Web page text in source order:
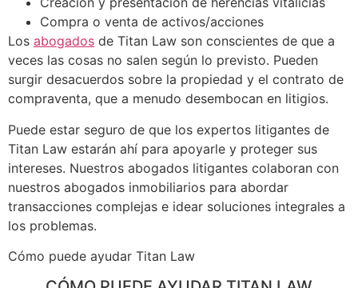
Compra o venta de activos/acciones
Los abogados de Titan Law son conscientes de que a
veces las cosas no salen según lo previsto. Pueden
surgir desacuerdos sobre la propiedad y el contrato de
compraventa, que a menudo desembocan en litigios.
Puede estar seguro de que los expertos litigantes de
Titan Law estarán ahí para apoyarle y proteger sus
intereses. Nuestros abogados litigantes colaboran con
nuestros abogados inmobiliarios para abordar
transacciones complejas e idear soluciones integrales a
los problemas.
Cómo puede ayudar Titan Law